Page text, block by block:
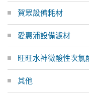
賀眾設備耗材
愛惠浦設備濾材
旺旺水神微酸性次氯
其他